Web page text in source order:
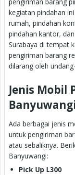
kegiatan pindahan
rumah, pindahan
pindahan kantor,
Surabaya di tempat
pengiriman barang
dilarang oleh
Jenis Mobil
Ada berbagai jenis
untuk pengiriman
atau sebaliknya.
Banyuwangi:
Pick Up L300